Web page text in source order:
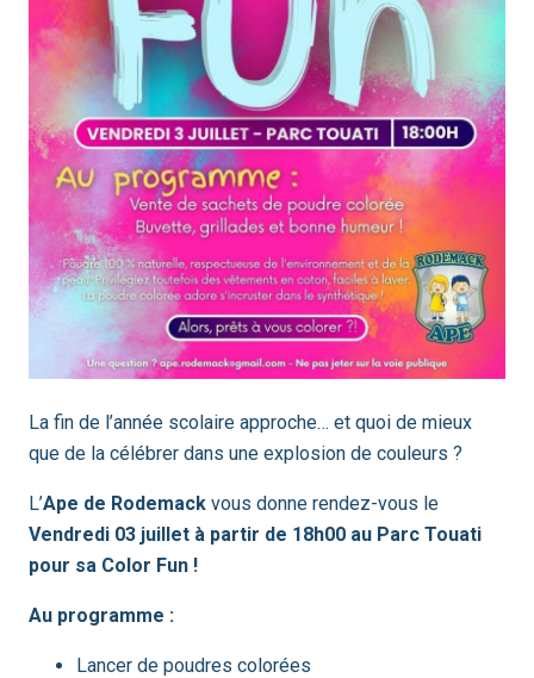
La fin de l’année scolaire approche… et quoi de mieux
que de la célébrer dans une explosion de couleurs ?
L’Ape de Rodemack vous donne rendez-vous le
Vendredi 03 juillet à partir de 18h00 au Parc Touati
pour sa Color Fun !
Au programme :
Lancer de poudres colorées